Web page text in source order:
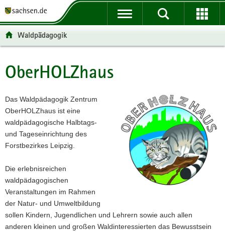
t
ü
e
r
g
r
e
f
e
n
d
e
N
t
n
v
i
g
a
t
o
n
p
n
a
l
t
t
-
e
r
e
i
c
Waldpädagogik
Hauptinhalt
OberHOLZhaus
Das Waldpädagogik Zentrum
OberHOLZhaus ist eine
waldpädagogische Halbtags-
und Tageseinrichtung des
Forstbezirkes Leipzig.
Die erlebnisreichen
waldpädagogischen
Veranstaltungen im Rahmen
der Natur- und Umweltbildung
sollen Kindern, Jugendlichen und Lehrern sowie auch allen
anderen kleinen und großen Waldinteressierten das Bewusstsein